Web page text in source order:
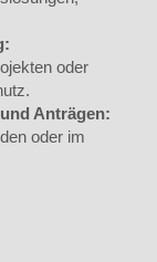
oder
Anträgen:
oder im